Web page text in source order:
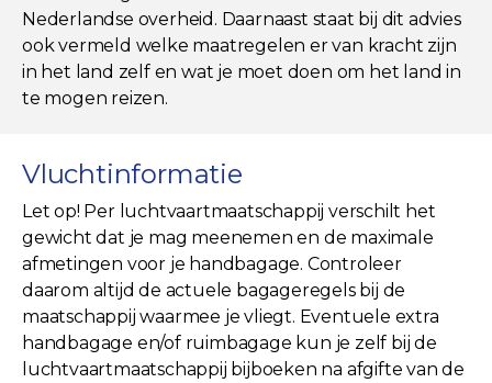
Nederlandse overheid. Daarnaast staat bij dit advies
ook vermeld welke maatregelen er van kracht zijn
in het land zelf en wat je moet doen om het land in
te mogen reizen.
Vluchtinformatie
Let op! Per luchtvaartmaatschappij verschilt het
gewicht dat je mag meenemen en de maximale
afmetingen voor je handbagage. Controleer
daarom altijd de actuele bagageregels bij de
maatschappij waarmee je vliegt. Eventuele extra
handbagage en/of ruimbagage kun je zelf bij de
luchtvaartmaatschappij bijboeken na afgifte van de